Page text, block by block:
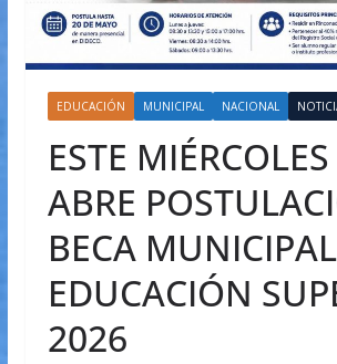
EDUCACIÓN MUNICIPAL NACIONAL
ESTE MIÉRCOLES
ABRE
BECA
EDUCACIÓN
2026